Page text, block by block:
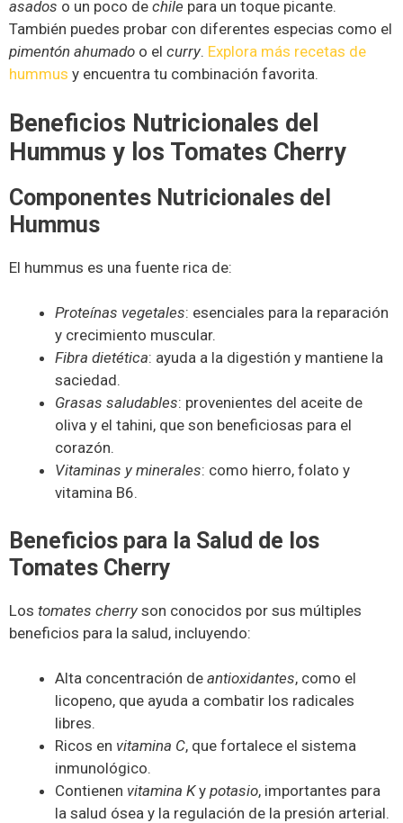
asados o un poco de chile para un toque picante.
También puedes probar con diferentes especias como el
pimentón ahumado o el curry. Explora más recetas de
hummus y encuentra tu combinación favorita.
Beneficios Nutricionales del
Hummus y los Tomates Cherry
Componentes Nutricionales del
Hummus
El hummus es una fuente rica de:
Proteínas vegetales: esenciales para la reparación
y crecimiento muscular.
Fibra dietética: ayuda a la digestión y mantiene la
saciedad.
Grasas saludables: provenientes del aceite de
oliva y el tahini, que son beneficiosas para el
corazón.
Vitaminas y minerales: como hierro, folato y
vitamina B6.
Beneficios para la Salud de los
Tomates Cherry
Los tomates cherry son conocidos por sus múltiples
beneficios para la salud, incluyendo:
Alta concentración de antioxidantes, como el
licopeno, que ayuda a combatir los radicales
libres.
Ricos en vitamina C, que fortalece el sistema
inmunológico.
Contienen vitamina Ky potasio, importantes para
la salud ósea y la regulación de la presión arterial.